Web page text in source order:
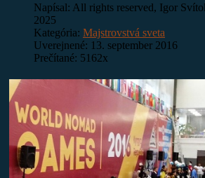
Napísal: All rights reserved, Igor
2025
Kategória: Majstrovstvá sveta
Uverejnené: 13. september 2016
Prečítané: 5162x